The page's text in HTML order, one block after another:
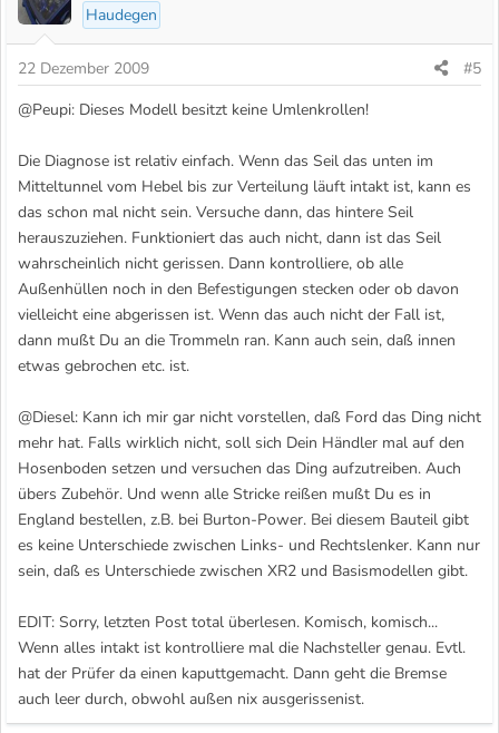
Haudegen
22 Dezember 2009
#5
@Peupi: Dieses Modell besitzt keine Umlenkrollen!
Die Diagnose ist relativ einfach. Wenn das Seil das unten im
Mitteltunnel vom Hebel bis zur Verteilung läuft intakt ist, kann es
das schon mal nicht sein. Versuche dann, das hintere Seil
herauszuziehen. Funktioniert das auch nicht, dann ist das Seil
wahrscheinlich nicht gerissen. Dann kontrolliere, ob alle
Außenhüllen noch in den Befestigungen stecken oder ob davon
vielleicht eine abgerissen ist. Wenn das auch nicht der Fall ist,
dann mußt Du an die Trommeln ran. Kann auch sein, daß innen
etwas gebrochen etc. ist.
@Diesel: Kann ich mir gar nicht vorstellen, daß Ford das Ding nicht
mehr hat. Falls wirklich nicht, soll sich Dein Händler mal auf den
Hosenboden setzen und versuchen das Ding aufzutreiben. Auch
übers Zubehör. Und wenn alle Stricke reißen mußt Du es in
England bestellen, z.B. bei Burton-Power. Bei diesem Bauteil gibt
es keine Unterschiede zwischen Links- und Rechtslenker. Kann nur
sein, daß es Unterschiede zwischen XR2 und Basismodellen gibt.
EDIT: Sorry, letzten Post total überlesen. Komisch, komisch...
Wenn alles intakt ist kontrolliere mal die Nachsteller genau. Evtl.
hat der Prüfer da einen kaputtgemacht. Dann geht die Bremse
auch leer durch, obwohl außen nix ausgerissenist.